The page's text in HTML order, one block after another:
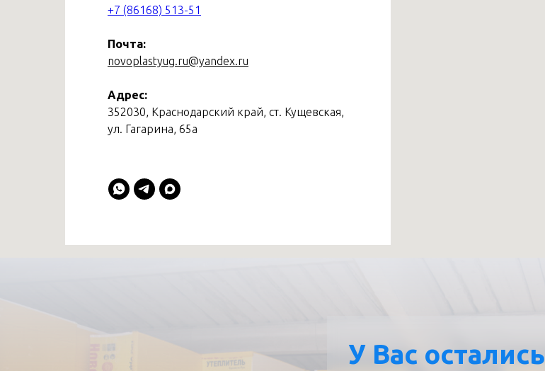
+7 (86168) 513-51
Почта:
novoplastyug.ru@yandex.ru
Адрес:
352030, Краснодарский край, ст. Кущевская,
ул. Гагарина, 65а
У Вас остались